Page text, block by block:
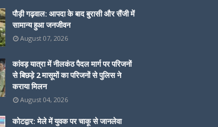
पौड़ी गढ़वाल: आपदा के बाद बुरासी और सैंजी में
सामान्य हुआ जनजीवन
August 07, 2026
कांवड़ यात्रा में नीलकंठ पैदल मार्ग पर परिजनों
से बिछड़े 2 मासूमों का परिजनों से पुलिस ने
कराया मिलन
August 04, 2026
कोटद्वार: मेले में युवक पर चाकू से जानलेवा